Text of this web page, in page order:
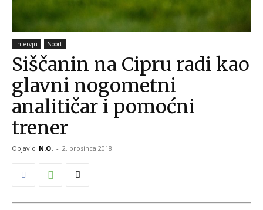
Intervju Sport
Siščanin na Cipru radi kao
glavni nogometni
analitičar i pomoćni
trener
Objavio N.O. - 2. prosinca 2018.